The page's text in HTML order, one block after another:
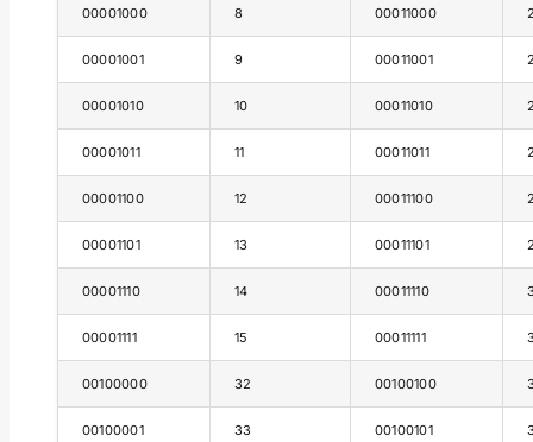
00001000 8 00011000
00001001 9 00011001
00001010 10 00011010
00001011 11 00011011
00001100 12 00011100
00001101 13 00011101
00001110 14 00011110
00001111 15 00011111
00100000 32 00100100
00100001 33 00100101